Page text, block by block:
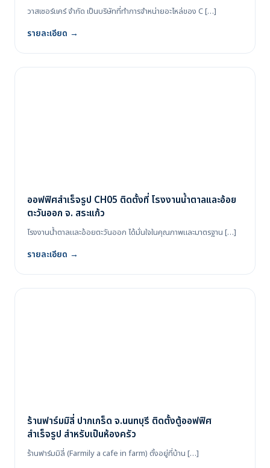
วาสเซอร์แคร์ จำกัด เป็นบริษัทที่ทำการจำหน่ายอะไหล่ของ C […]
รายละเอียด →
ออฟฟิศสำเร็จรูป CH05 ติดตั้งที่ โรงงานน้ำตาลและอ้อย
ตะวันออก จ. สระแก้ว
โรงงานน้ำตาลและอ้อยตะวันออก ได้มั่นใจในคุณภาพและมาตรฐาน […]
รายละเอียด →
ร้านฟาร์มมิลี่ ปากเกร็ด จ.นนทบุรี ติดตั้งตู้ออฟฟิศ
สำเร็จรูป สำหรับเป็นห้องครัว
ร้านฟาร์มมิลี่ (Farmily a cafe in farm) ตั้งอยู่ที่บ้าน […]